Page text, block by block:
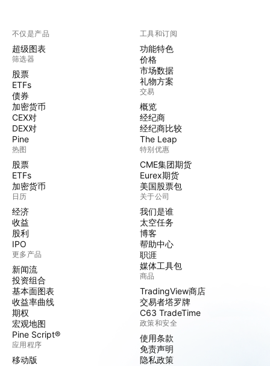
不仅是产品
超级图表
筛选器
股票
ETFs
债券
加密货币
CEX对
DEX对
Pine
热图
股票
ETFs
加密货币
日历
经济
收益
股利
IPO
更多产品
新闻流
投资组合
基本面图表
收益率曲线
期权
宏观地图
Pine Script®
应用程序
移动版
工具和订阅
功能特色
价格
市场数据
礼物方案
交易
概览
经纪商
经纪商比较
The Leap
特别优惠
CME集团期货
Eurex期货
美国股票包
关于公司
我们是谁
太空任务
博客
帮助中心
职涯
媒体工具包
商品
TradingView商店
交易者塔罗牌
C63 TradeTime
政策和安全
使用条款
免责声明
隐私政策